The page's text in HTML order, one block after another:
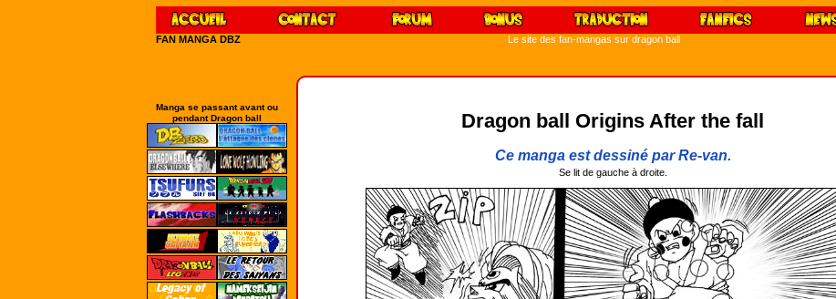
FAN MANGA DBZ Le site des fan-mangas sur dragon ball
Manga se passant avant ou
pendant Dragon ball
Dragon ball Origins After the fall
Ce manga est dessiné par Re-van.
Se lit de gauche à droite.